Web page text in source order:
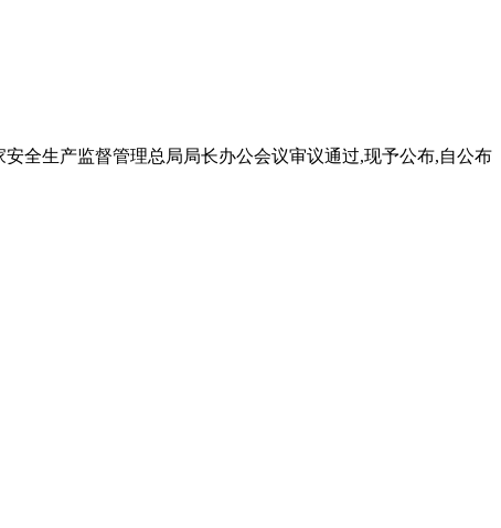
全生产监督管理总局局长办公会议审议通过,现予公布,自公布